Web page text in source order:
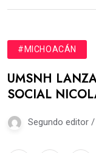
#MICHOACÁN
UMSNH
SOCIAL
Segundo editor /